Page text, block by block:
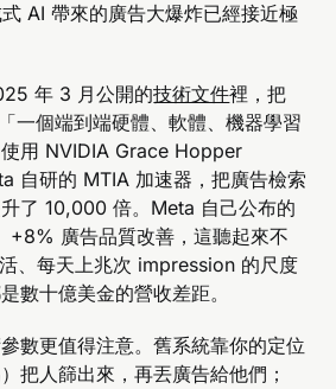
AI 帶來的廣告大爆炸已經接近極
年 3 月公開的技術文件裡，把
一個端到端硬體、軟體、機器學習
用 NVIDIA Grace Hopper
自研的 MTIA 加速器，把廣告檢索
了 10,000 倍。Meta 自己公布的
廣告品質改善，這聽起來不
、每天上兆次 impression 的尺度
數十億美金的營收差距。
數更值得注意。舊系統靠你的定位
把人篩出來，再丟廣告給他們；